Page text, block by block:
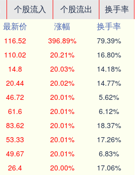
个股流入 个股流出
换手率
最新价 涨幅
换手率
116.52 396.89% 79.39%
110.02 20.21% 16.80%
14.8 20.03% 14.18%
20.44 20.02% 14.77%
46.72 20.01% 5.62%
61.6 20.01% 6.12%
83.62 20.01% 18.37%
53.33 20.01% 17.26%
49.67 20.01% 6.83%
26.4 20.00% 17.06%